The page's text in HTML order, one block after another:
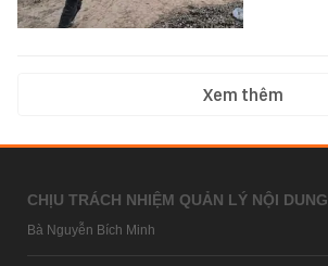
Xem thêm
CHỊU TRÁCH NHIỆM QUẢN LÝ NỘI DUNG
Bà Nguyễn Bích Minh